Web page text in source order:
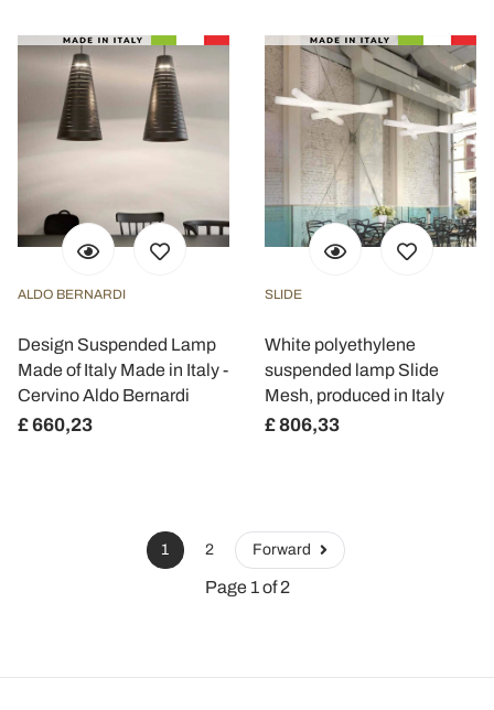
ALDO BERNARDI
Design Suspended Lamp
Made of Italy Made in Italy -
Cervino Aldo Bernardi
£ 660,23
SLIDE
White polyethylene
suspended lamp Slide
Mesh, produced in Italy
£ 806,33
1 2 Forward
Page 1 of 2